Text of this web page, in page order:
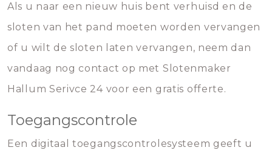
Als u naar een nieuw huis bent verhuisd en de
sloten van het pand moeten worden vervangen
of u wilt de sloten laten vervangen, neem dan
vandaag nog contact op met Slotenmaker
Hallum Serivce 24 voor een gratis offerte.
Toegangscontrole
Een digitaal toegangscontrolesysteem geeft u